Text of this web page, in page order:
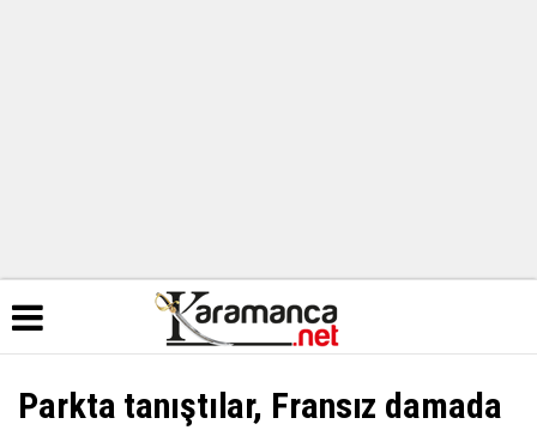
Parkta tanıştılar, Fransız damada